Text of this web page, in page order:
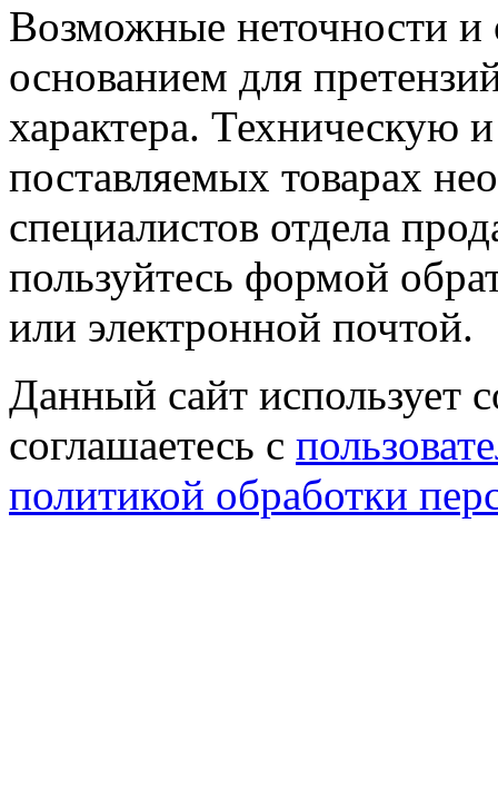
Возможные неточности и
основанием для
характера.
поставляемых товарах
специалистов отдела
пользуйтесь формой
или электронной почтой.
Данный сайт использует
соглашаетесь с
политикой обработки